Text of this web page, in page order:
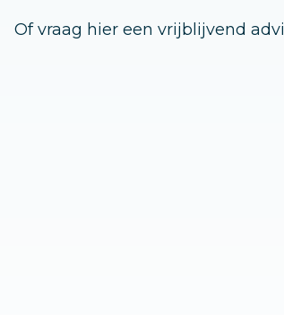
Of vraag hier een vrijblijvend